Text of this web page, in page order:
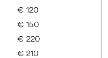
€ 120
€ 150
€ 220
€ 210